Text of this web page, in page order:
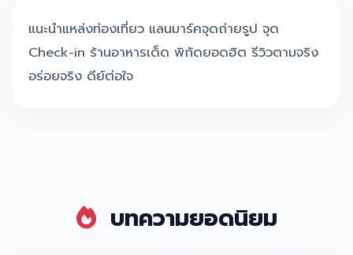
แนะนำแหล่งท่องเที่ยว แลนมาร์คจุดถ่ายรูป จุด
Check-in ร้านอาหารเด็ด พิกัดยอดฮิต รีวิวตามจริง
อร่อยจริง ดีย์ต่อใจ
บทความยอดนิยม